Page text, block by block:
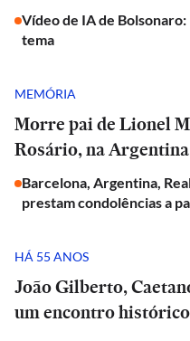
Vídeo de IA de
tema
MEMÓRIA
Morre pai de Lionel
Rosário, na Argentina
Barcelona, Argentina,
prestam condolências a
HÁ 55 ANOS
João Gilberto,
um encontro